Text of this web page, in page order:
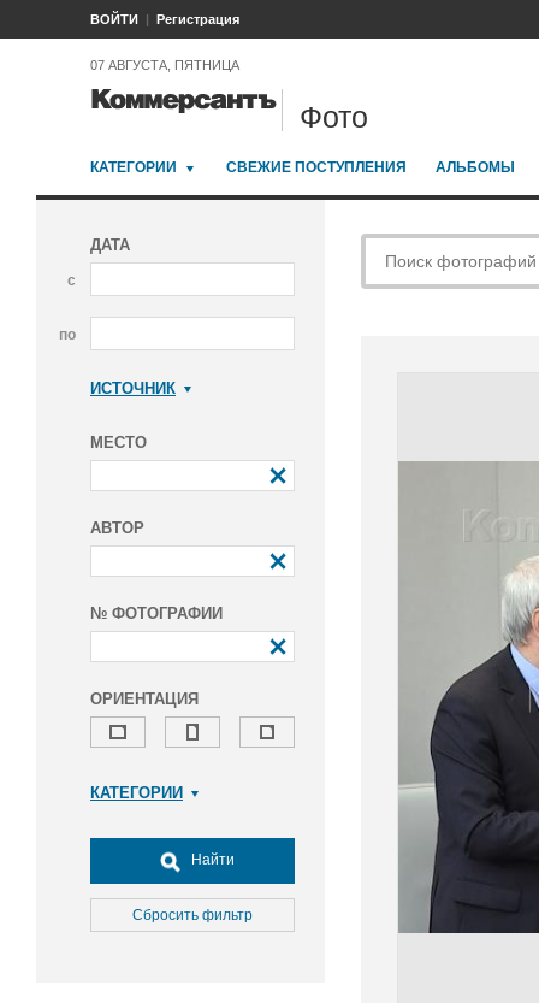
ВОЙТИ Регистрация
07 АВГУСТА, ПЯТНИЦА
Фото
КАТЕГОРИИ СВЕЖИЕ ПОСТУПЛЕНИЯ АЛЬБОМЫ
ДАТА
с
по
ИСТОЧНИК
МЕСТО
АВТОР
№ ФОТОГРАФИИ
ОРИЕНТАЦИЯ
КАТЕГОРИИ
Досуг, туризм и отдых
Культура
Медицина
Найти
Сбросить фильтр